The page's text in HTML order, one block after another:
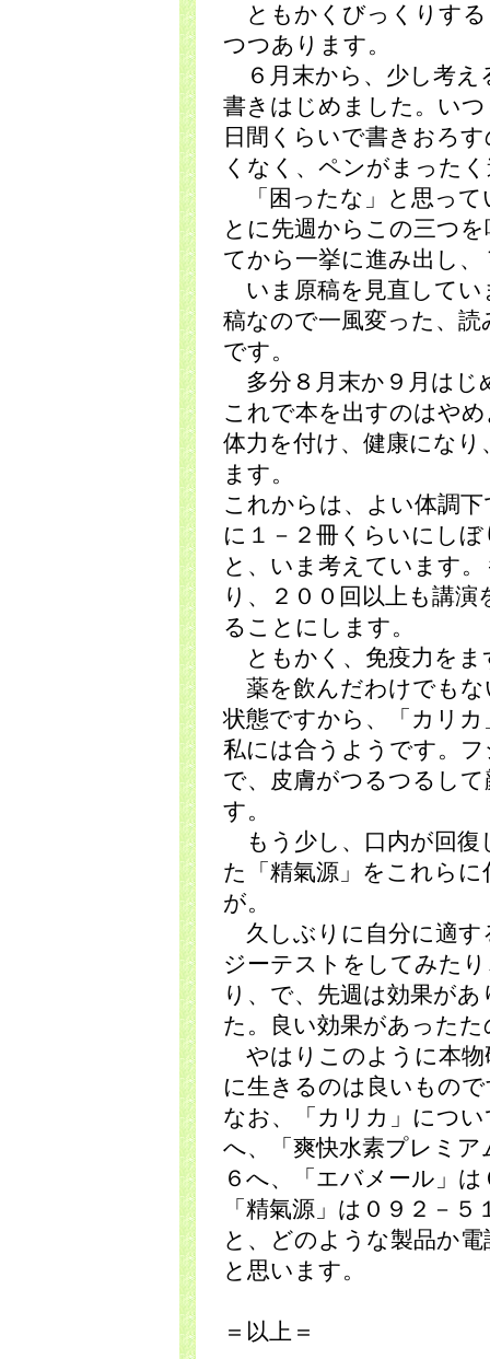
ともかくびっくりする
つつあります。
６月末から、少し考え
書きはじめました。い
日間くらいで書きおろ
くなく、ペンがまった
「困ったな」と思って
とに先週からこの三つ
てから一挙に進み出し
いま原稿を見直してい
稿なので一風変った、
です。
多分８月末か９月はじ
これで本を出すのはや
体力を付け、健康にな
ます。
これからは、よい体調
に１－２冊くらいにし
と、いま考えています
り、２００回以上も講
ることにします。
ともかく、免疫力をま
薬を飲んだわけでもな
状態ですから、「カリ
私には合うようです。
で、皮膚がつるつるし
す。
もう少し、口内が回復
た「精氣源」をこれら
が。
久しぶりに自分に適す
ジーテストをしてみた
り、で、先週は効果が
た。良い効果があった
やはりこのように本物
に生きるのは良いもの
なお、「カリカ」につ
へ、「爽快水素プレミア
６へ、「エバメール」
「精氣源」は０９２－
と、どのような製品か
と思います。
＝以上＝